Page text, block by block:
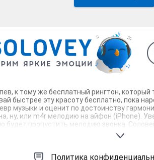
к тому же бесплатный рингтон,
быстрее эту красоту бесплатно, пока
музыки и оценит по достоинству
ну, или m4r мелодию на айфон (iPhone).
пропустить мелодию звонка.
Политика